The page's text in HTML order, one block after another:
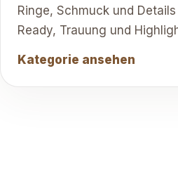
Ringe, Schmuck und
Ready, Trauung und
Kategorie ansehen